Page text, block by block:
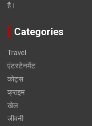
है।
Categories
Travel
एंटरटेनमेंट
कोट्स
क्राइम
खेल
जीवनी